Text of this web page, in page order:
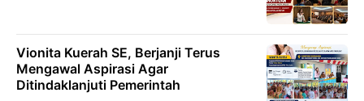
Vionita Kuerah SE, Berjanji Terus
Mengawal Aspirasi Agar
Ditindaklanjuti Pemerintah